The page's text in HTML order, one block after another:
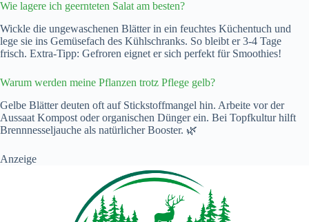
Wie lagere ich geernteten Salat am besten?
Wickle die ungewaschenen Blätter in ein feuchtes Küchentuch und
lege sie ins Gemüsefach des Kühlschranks. So bleibt er 3-4 Tage
frisch. Extra-Tipp: Gefroren eignet er sich perfekt für Smoothies!
Warum werden meine Pflanzen trotz Pflege gelb?
Gelbe Blätter deuten oft auf Stickstoffmangel hin. Arbeite vor der
Aussaat Kompost oder organischen Dünger ein. Bei Topfkultur hilft
Brennnesseljauche als natürlicher Booster. 🌿
Anzeige